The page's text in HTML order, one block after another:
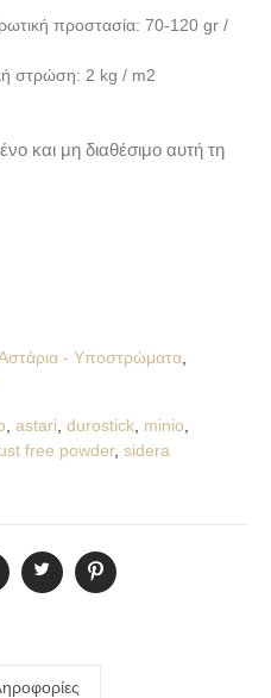
προστασία: 70-120 gr /
στρώση: 2 kg / m2
και μη διαθέσιμο αυτή τη
- Υποστρώματα
astari durostick minio
free powder, sidera